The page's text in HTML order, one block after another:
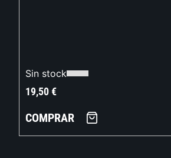
Sin stock
19,50€
COMPRAR